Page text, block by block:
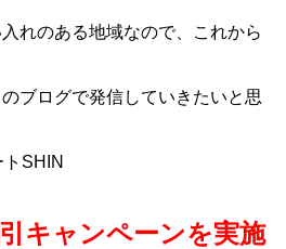
れのある地域なので、これから
ブログで発信していきたいと思
SHIN
キャンペーンを実施